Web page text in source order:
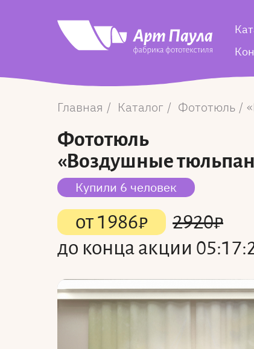
Главная Каталог Фототюль
Фототюль
«Воздушные
Купили 6 человек
от1986₽ 2920₽
до конца акции